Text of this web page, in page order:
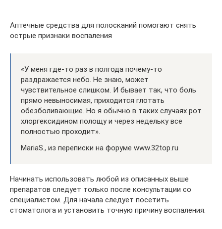
Аптечные средства для полосканий помогают снять
острые признаки воспаления
«У меня где-то раз в полгода почему-то
раздражается небо. Не знаю, может
чувствительное слишком. И бывает так, что боль
прямо невыносимая, приходится глотать
обезболивающие. Но я обычно в таких случаях рот
хлоргексидином полощу и через недельку все
полностью проходит».
MariaS., из переписки на форуме www.32top.ru
Начинать использовать любой из описанных выше
препаратов следует только после консультации со
специалистом. Для начала следует посетить
стоматолога и установить точную причину воспаления.